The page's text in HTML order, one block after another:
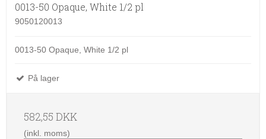
0013-50 Opaque, White 1/2 pl
9050120013
0013-50 Opaque, White 1/2 pl
På lager
582,55 DKK
(inkl. moms)